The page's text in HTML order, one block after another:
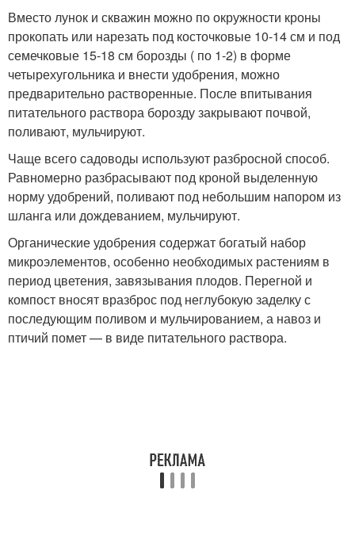
Вместо лунок и скважин можно по окружности кроны
прокопать или нарезать под косточковые 10-14 см и под
семечковые 15-18 см борозды ( по 1-2) в форме
четырехугольника и внести удобрения, можно
предварительно растворенные. После впитывания
питательного раствора борозду закрывают почвой,
поливают, мульчируют.
Чаще всего садоводы используют разбросной способ.
Равномерно разбрасывают под кроной выделенную
норму удобрений, поливают под небольшим напором из
шланга или дождеванием, мульчируют.
Органические удобрения содержат богатый набор
микроэлементов, особенно необходимых растениям в
период цветения, завязывания плодов. Перегной и
компост вносят вразброс под неглубокую заделку с
последующим поливом и мульчированием, а навоз и
птичий помет — в виде питательного раствора.